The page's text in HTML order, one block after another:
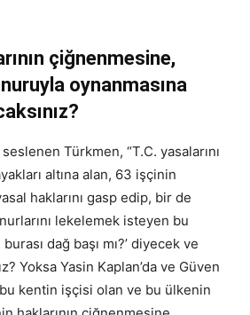
çiğnenmesine,
oynanmasına
Türkmen, “T.C. yasalarını
altına alan, 63 işçinin
haklarını gasp edip, bir de
lekelemek isteyen bu
dağ başı mı?’ diyecek ve
Yoksa Yasin Kaplan’da ve Güven
kentin işçisi olan ve bu ülkenin